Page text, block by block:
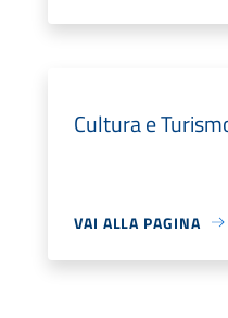
Cultura e
VAI ALLA PAGINA